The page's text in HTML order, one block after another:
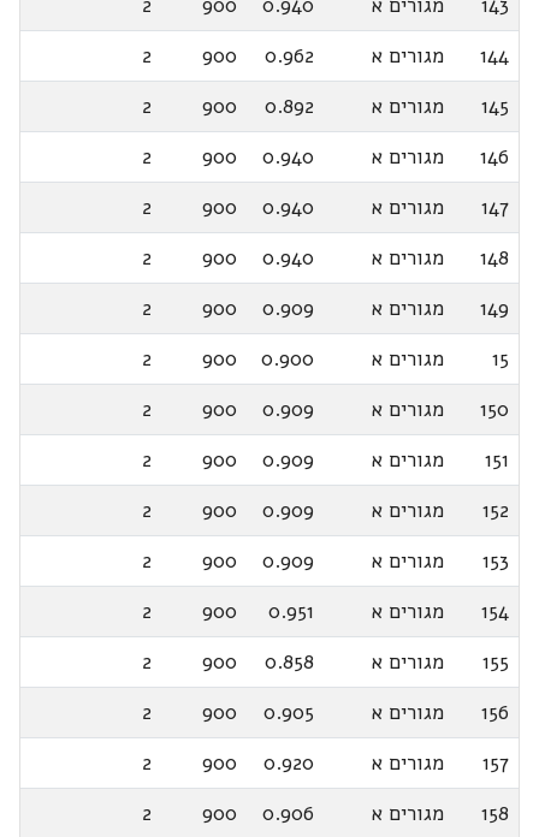
144
מגורים א 0.962
900
2
145
מגורים א 0.892
900
2
146
מגורים א 0.940
900
2
147
מגורים א 0.940
900
2
148
מגורים א 0.940
900
2
149
מגורים א 0.909
900
2
15
מגורים א 0.900
900
2
150
מגורים א 0.909
900
2
151
מגורים א 0.909
900
2
152
מגורים א 0.909
900
2
153
מגורים א 0.909
900
2
154
מגורים א 0.951
900
2
155
מגורים א 0.858
900
2
156
מגורים א 0.905
900
2
157
מגורים א 0.920
900
2
158
מגורים א 0.906
900
2